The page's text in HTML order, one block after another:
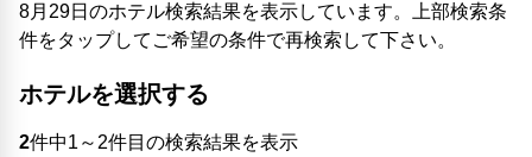
8月29日のホテル検索結果を表示しています。上部検索条
件をタップしてご希望の条件で再検索して下さい。
ホテルを選択する
2件中1～2件目の検索結果を表示